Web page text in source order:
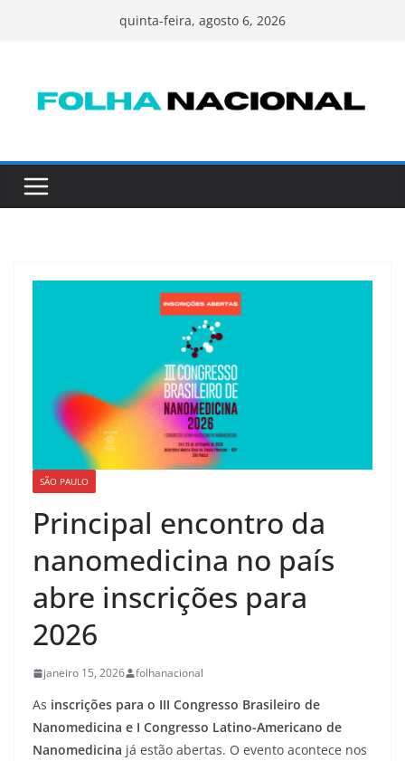
conteúdo
quinta-feira, agosto 6, 2026
SÃO PAULO
Principal encontro da
nanomedicina no país
abre inscrições para
2026
janeiro 15, 2026 folhanacional
As inscrições para o III Congresso Brasileiro de
Nanomedicina e I Congresso Latino-Americano de
Nanomedicina já estão abertas. O evento acontece nos